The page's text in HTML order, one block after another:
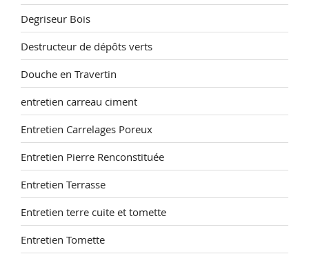
Degriseur Bois
Destructeur de dépôts verts
Douche en Travertin
entretien carreau ciment
Entretien Carrelages Poreux
Entretien Pierre Renconstituée
Entretien Terrasse
Entretien terre cuite et tomette
Entretien Tomette